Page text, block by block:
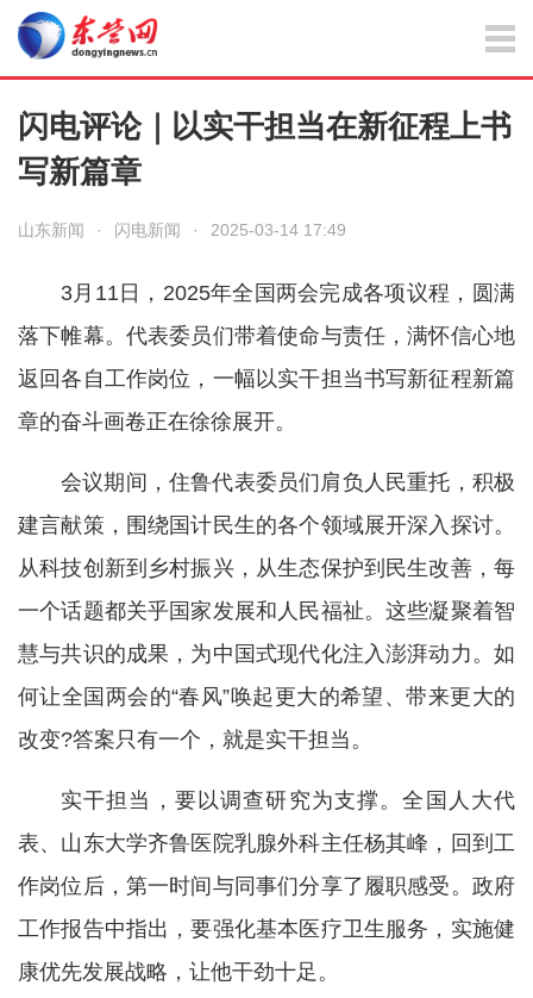
闪电评论｜以实干担当在新征程上书
写新篇章
山东新闻 · 闪电新闻 · 2025-03-14 17:49
3月11日，2025年全国两会完成各项议程，圆满
落下帷幕。代表委员们带着使命与责任，满怀信心地
返回各自工作岗位，一幅以实干担当书写新征程新篇
章的奋斗画卷正在徐徐展开。
会议期间，住鲁代表委员们肩负人民重托，积极
建言献策，围绕国计民生的各个领域展开深入探讨。
从科技创新到乡村振兴，从生态保护到民生改善，每
一个话题都关乎国家发展和人民福祉。这些凝聚着智
慧与共识的成果，为中国式现代化注入澎湃动力。如
何让全国两会的“春风”唤起更大的希望、带来更大的
改变?答案只有一个，就是实干担当。
实干担当，要以调查研究为支撑。全国人大代
表、山东大学齐鲁医院乳腺外科主任杨其峰，回到工
作岗位后，第一时间与同事们分享了履职感受。政府
工作报告中指出，要强化基本医疗卫生服务，实施健
康优先发展战略，让他干劲十足。